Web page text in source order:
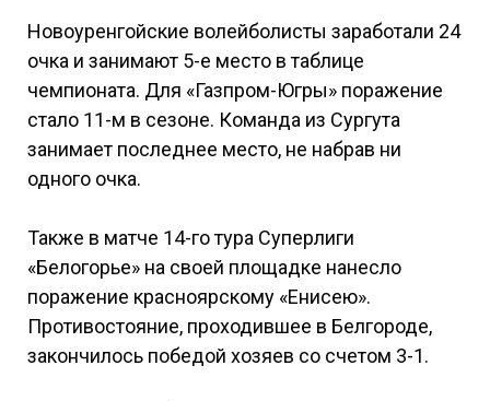
Новоуренгойские волейболисты заработали 24
очка и занимают 5-е место в таблице
чемпионата. Для «Газпром-Югры» поражение
стало 11-м в сезоне. Команда из Сургута
занимает последнее место, не набрав ни
одного очка.
Также в матче 14-го тура Суперлиги
«Белогорье» на своей площадке нанесло
поражение красноярскому «Енисею».
Противостояние, проходившее в Белгороде,
закончилось победой хозяев со счетом 3-1.